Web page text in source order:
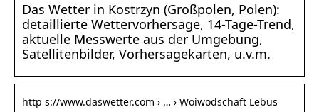
Das Wetter in Kostrzyn (Großpolen, Polen):
detaillierte Wettervorhersage, 14-Tage-Trend,
aktuelle Messwerte aus der Umgebung,
Satellitenbilder, Vorhersagekarten, u.v.m.
http s://www.daswetter.com › … › Woiwodschaft Lebus